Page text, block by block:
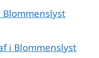
i Blommenslyst